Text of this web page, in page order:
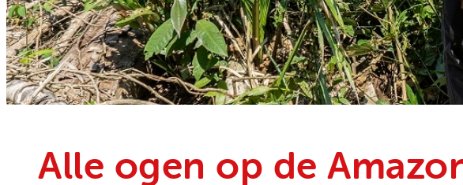
Alle ogen op de
Hivos in je testament
Moedige mensen
Noodfonds voor activisten
Onze organisatie
Onze successen
Jaarverslag
Veelgestelde vragen